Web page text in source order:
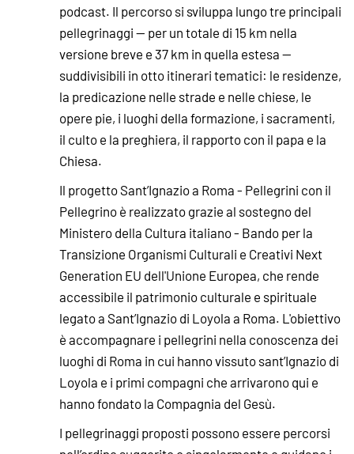
podcast. Il percorso si sviluppa lungo tre principali
pellegrinaggi — per un totale di 15 km nella
versione breve e 37 km in quella estesa —
suddivisibili in otto itinerari tematici: le residenze,
la predicazione nelle strade e nelle chiese, le
opere pie, i luoghi della formazione, i sacramenti,
il culto e la preghiera, il rapporto con il papa e la
Chiesa.
Il progetto Sant’Ignazio a Roma - Pellegrini con il
Pellegrino è realizzato grazie al sostegno del
Ministero della Cultura italiano - Bando per la
Transizione Organismi Culturali e Creativi Next
Generation EU dell'Unione Europea, che rende
accessibile il patrimonio culturale e spirituale
legato a Sant’Ignazio di Loyola a Roma. L'obiettivo
è accompagnare i pellegrini nella conoscenza dei
luoghi di Roma in cui hanno vissuto sant’Ignazio di
Loyola e i primi compagni che arrivarono qui e
hanno fondato la Compagnia del Gesù.
I pellegrinaggi proposti possono essere percorsi